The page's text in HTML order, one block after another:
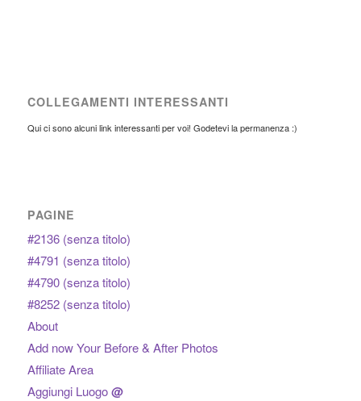
COLLEGAMENTI INTERESSANTI
Qui ci sono alcuni link interessanti per voi! Godetevi la permanenza :)
PAGINE
#2136 (senza titolo)
#4791 (senza titolo)
#4790 (senza titolo)
#8252 (senza titolo)
About
Add now Your Before & After Photos
Affiliate Area
Aggiungi Luogo@